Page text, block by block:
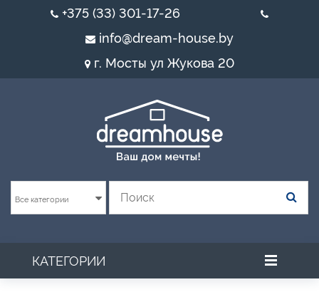
+375 (33) 301-17-26
info@dream-house.by
г. Мосты ул Жукова 20
Все категории
КАТЕГОРИИ